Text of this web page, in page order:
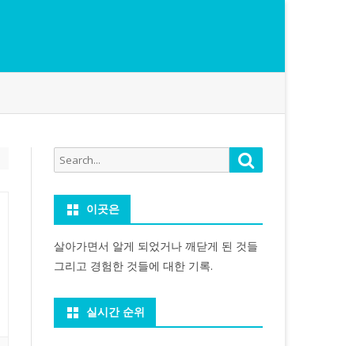
Search
for:
이곳은
살아가면서 알게 되었거나 깨닫게 된 것들
그리고 경험한 것들에 대한 기록.
실시간 순위